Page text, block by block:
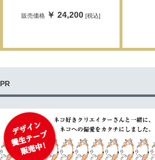
販売価格 ￥ 24,200 [税込]
PR